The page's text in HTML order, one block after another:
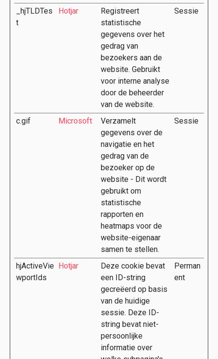
_hjTLDTes
t
Hotjar
Registreert
statistische
gegevens over het
gedrag van
bezoekers aan de
website. Gebruikt
voor interne analyse
door de beheerder
van de website.
Sessie
c.gif Microsoft
Verzamelt
gegevens over de
navigatie en het
gedrag van de
bezoeker op de
website - Dit wordt
gebruikt om
statistische
rapporten en
heatmaps voor de
website-eigenaar
samen te stellen.
Sessie
hjActiveVie
wportIds
Hotjar
Deze cookie bevat
een ID-string
gecreëerd op basis
van de huidige
sessie. Deze ID-
string bevat niet-
persoonlijke
informatie over
Perman
ent